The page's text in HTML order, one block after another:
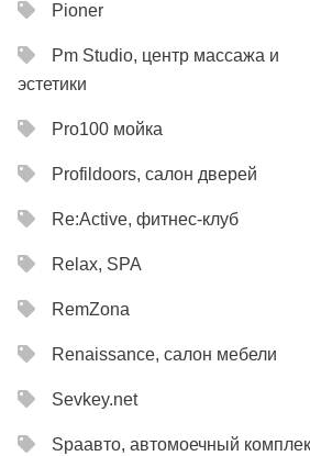
Pioner
Pm Studio, центр массажа и
эстетики
Pro100 мойка
Profildoors, салон дверей
Re:Active, фитнес-клуб
Relax, SPA
RemZona
Renaissance, салон мебели
Sevkey.net
Spaавто, автомоечный